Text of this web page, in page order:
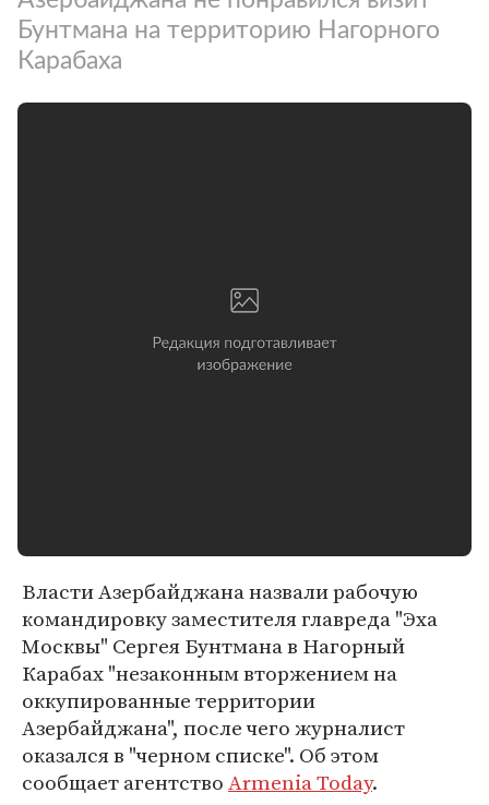
Бунтмана на территорию Нагорного
Карабаха
Власти Азербайджана назвали рабочую
командировку заместителя главреда "Эха
Москвы" Сергея Бунтмана в Нагорный
Карабах "незаконным вторжением на
оккупированные территории
Азербайджана", после чего журналист
оказался в "черном списке". Об этом
сообщает агентствоArmenia Today.